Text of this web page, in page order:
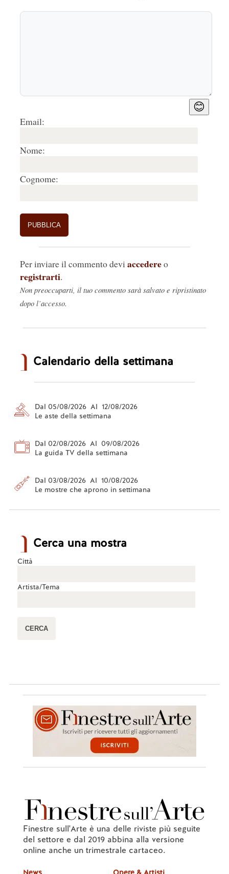
😊
Email:
Nome:
Cognome:
Per inviare il commento devi accedereo
registrarti.
Non preoccuparti, il tuo commento sarà salvato e ripristinato
dopo l’accesso.
Calendario della settimana
Dal 05/08/2026 Al 12/08/2026
Le aste della settimana
Dal 02/08/2026 Al 09/08/2026
La guida TV della settimana
Dal 03/08/2026 Al 10/08/2026
Le mostre che aprono in settimana
Cerca una mostra
Città
Artista/Tema
Finestre sull'Arte è una delle riviste più seguite
del settore e dal 2019 abbina alla versione
online anche un trimestrale cartaceo.